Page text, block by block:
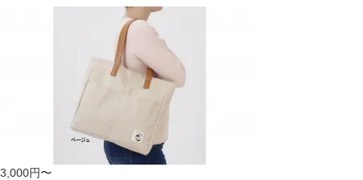
3,000円〜